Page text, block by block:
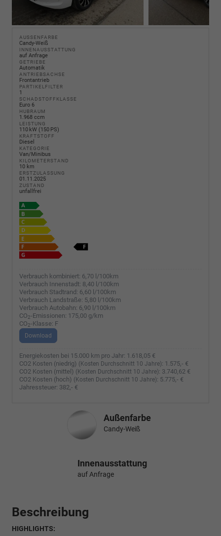
AUSSENFARBE
Candy-Weiß
INNENAUSSTATTUNG
auf Anfrage
GETRIEBE
Automatik
ANTRIEBSACHSE
Frontantrieb
PARTIKELFILTER
1
SCHADSTOFFKLASSE
Euro 6
HUBRAUM
1.968 ccm
LEISTUNG
110 kW (150 PS)
KRAFTSTOFF
Diesel
KATEGORIE
Van/Minibus
KILOMETERSTAND
10 km
ERSTZULASSUNG
01.11.2025
ZUSTAND
unfallfrei
Verbrauch kombiniert: 6,70 l/100km
Verbrauch Innenstadt: 8,40 l/100km
Verbrauch Stadtrand: 6,60 l/100km
Verbrauch Landstraße: 5,80 l/100km
Verbrauch Autobahn: 6,90 l/100km
CO2-Emissionen: 175,00 g/km
CO2-Klasse: F
Download
Energiekosten bei 15.000 km pro Jahr: 1.618,05 €
CO2 Kosten (niedrig) (Kosten Durchschnitt 10 Jahre): 1.575,- €
CO2 Kosten (mittel) (Kosten Durchschnitt 10 Jahre): 3.740,62 €
CO2 Kosten (hoch) (Kosten Durchschnitt 10 Jahre): 5.775,- €
Jahressteuer: 382,- €
Außenfarbe
Candy-Weiß
Innenausstattung
auf Anfrage
Beschreibung
HIGHLIGHTS: